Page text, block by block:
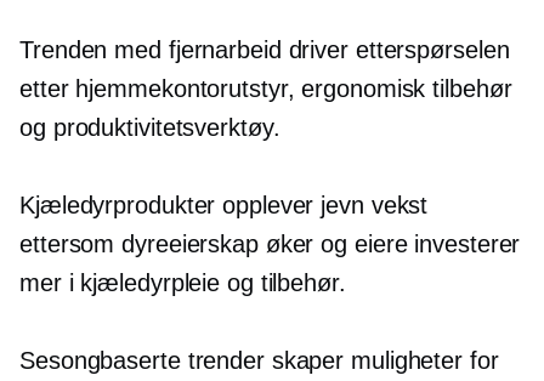
Trenden med fjernarbeid driver etterspørselen
etter hjemmekontorutstyr, ergonomisk tilbehør
og produktivitetsverktøy.
Kjæledyrprodukter opplever jevn vekst
ettersom dyreeierskap øker og eiere investerer
mer i kjæledyrpleie og tilbehør.
Sesongbaserte trender skaper muligheter for